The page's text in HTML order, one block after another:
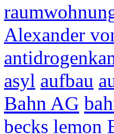
Alexander
asyl aufbau
Bahn AG
becks lemon